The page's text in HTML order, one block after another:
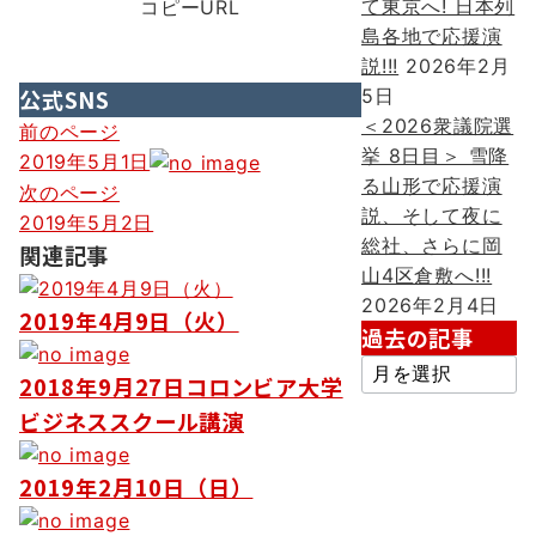
コピーURL
公式SNS
投
稿
ナ
ビ
ゲ
ー
シ
ョ
ン
前のページ
2019年5月1日
次のページ
2019年5月2日
関連記事
2019年4月9日（火）
2018年9月27日コロンビア大学
ビジネススクール講演
2019年2月10日（日）
て東京へ! 日本列
島各地で応援演
説!!! 2026年2月
5日
＜2026衆議院選
挙 8日目＞ 雪降
る山形で応援演
説、そして夜に
総社、さらに岡
山4区倉敷へ!!!
2026年2月4日
過去の記事
過
去